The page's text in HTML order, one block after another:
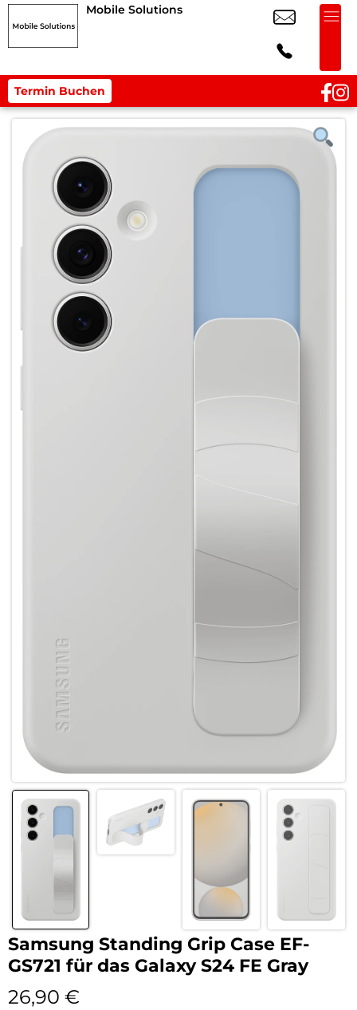
Mobile Solutions
Termin Buchen
Samsung Standing Grip Case EF-
GS721 für das Galaxy S24 FE Gray
26,90 €